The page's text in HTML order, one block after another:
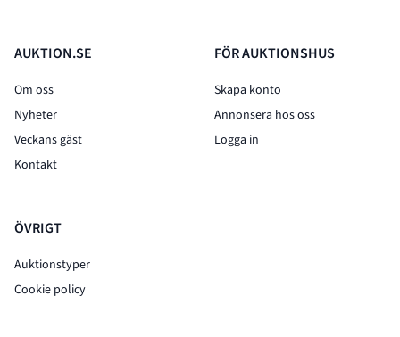
AUKTION.SE
Om oss
Nyheter
Veckans gäst
Kontakt
ÖVRIGT
Auktionstyper
Cookie policy
FÖR AUKTIONSHUS
Skapa konto
Annonsera hos oss
Logga in